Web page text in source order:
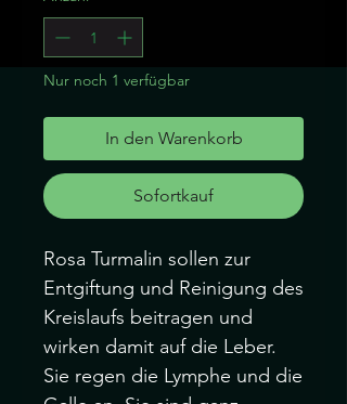
Nur noch 1 verfügbar
In den Warenkorb
Sofortkauf
Rosa Turmalin sollen zur
Entgiftung und Reinigung des
Kreislaufs beitragen und
wirken damit auf die Leber.
Sie regen die Lymphe und die